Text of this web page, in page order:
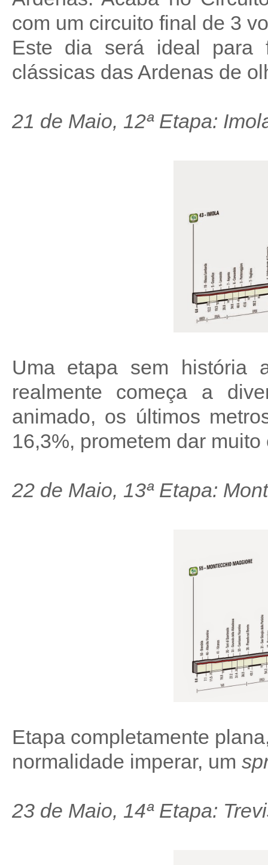
com um circuito final de 3
Este dia será ideal para
clássicas das Ardenas de
21 de Maio, 12ª Etapa:
Uma etapa sem história
realmente começa a
animado, os últimos
16,3%, prometem dar
22 de Maio, 13ª Etapa:
Etapa completamente
normalidade imperar, um
23 de Maio, 14ª Etapa: